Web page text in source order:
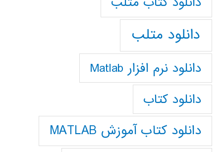
دانلود متلب
دانلود نرم افزار Matlab
دانلود کتاب
دانلود کتاب آموزش MATLAB